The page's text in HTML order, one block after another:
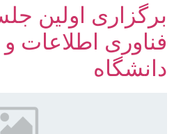
برگزاری اولین
فناوری اطلاعات و
دانشگاه